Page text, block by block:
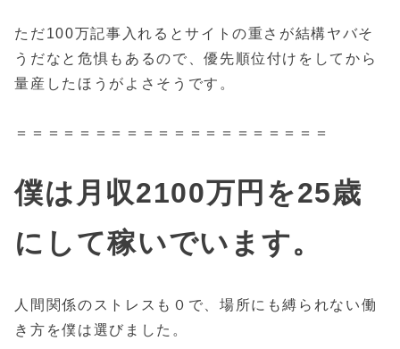
ただ100万記事入れるとサイトの重さが結構ヤバそ
うだなと危惧もあるので、優先順位付けをしてから
量産したほうがよさそうです。
＝＝＝＝＝＝＝＝＝＝＝＝＝＝＝＝＝＝＝＝
僕は月収2100万円を25歳
にして稼いでいます。
人間関係のストレスも０で、場所にも縛られない働
き方を僕は選びました。